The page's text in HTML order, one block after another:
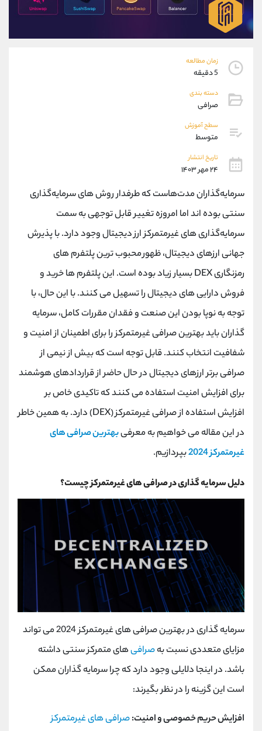
زمان مطالعه
5 دقیقه
دسته بندی
صرافی
سطح آموزش
متوسط
تاریخ انتشار
۲۴ مهر ۱۴۰۳
سرمایه‌گذاران مدت‌هاست که طرفدار روش‌ های سرمایه‌گذاری
سنتی بوده ‌اند اما امروزه تغییر قابل ‌توجهی به سمت
سرمایه‌گذاری ‌های غیرمتمرکز ارز دیجیتال وجود دارد. با پذیرش
جهانی ارزهای دیجیتال، ظهور محبوب ترین پلتفرم های
رمزنگاریDEXبسیار زیاد بوده است. این پلتفرم ها خرید و
فروش دارایی های دیجیتال را تسهیل می کنند. با این حال، با
توجه به نوپا بودن این صنعت و فقدان مقررات کامل، سرمایه
گذاران باید بهترین صرافی غیرمتمرکز را برای اطمینان از امنیت و
شفافیت انتخاب کنند. قابل توجه است که بیش از نیمی از
صرافی برتر ارزهای دیجیتال در حال حاضر از قراردادهای هوشمند
برای افزایش امنیت استفاده می کنند که تاکیدی خاص بر
افزایش استفاده از صرافی غیرمتمرکز(DEX)دارد. به همین خاطر
در این مقاله می خواهیم به معرفیبهترین صرافی های
غیرمتمرکز 2024
بپردازیم.
دلیل سرمایه گذاری در صرافی های غیرمتمرکز چیست؟
سرمایه گذاری در بهترین صرافی های غیرمتمرکز 2024 می تواند
مزایای متعددی نسبت بهصرافیهای متمرکز سنتی داشته
باشد. در اینجا دلایلی وجود دارد که چرا سرمایه گذاران ممکن
است این گزینه را در نظر بگیرند:
افزایش حریم خصوصی و امنیت:صرافی های غیرمتمرکز
09927779040
واتساپ شروع گفتگو
تلگرام
پشتیبان فروش
موبایل
اطلاعات تماس
تلفن 021-22021030
021-22021040
بدون پیش شماره
اینستاگرام @alireza.mehrabii
کانال تلگرام @alirezamehrabi_com
@alirezamehrabi_official